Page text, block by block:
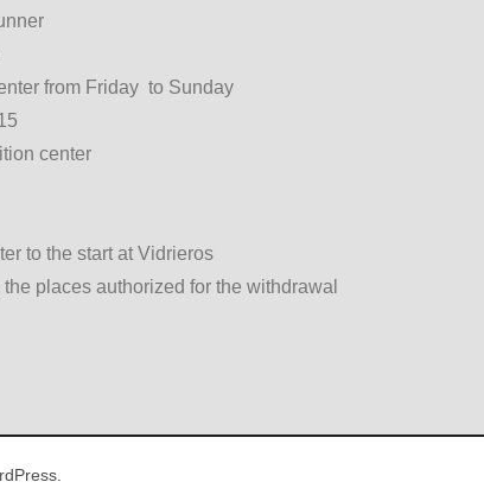
from Friday to Sunday
center
to the start at Vidrieros
places authorized for the withdrawal